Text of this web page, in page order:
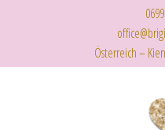
Österreich –